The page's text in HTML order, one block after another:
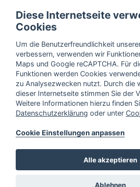
TURBO-SCHASCHLIK
Diese Internetseite
Cookies
Um die Benutzerfreundlichkeit
verbessern, verwenden wir
Maps und Google reCAPTCHA. Für
Funktionen werden Cookies
zu Analysezwecken nutzt. Durch die
dieser Internetseite stimmen Sie der
Weitere Informationen hierzu finden
Datenschutzerklärung oder unter
Cookie Einstellungen anpassen
Alle akzeptieren
Ablehnen